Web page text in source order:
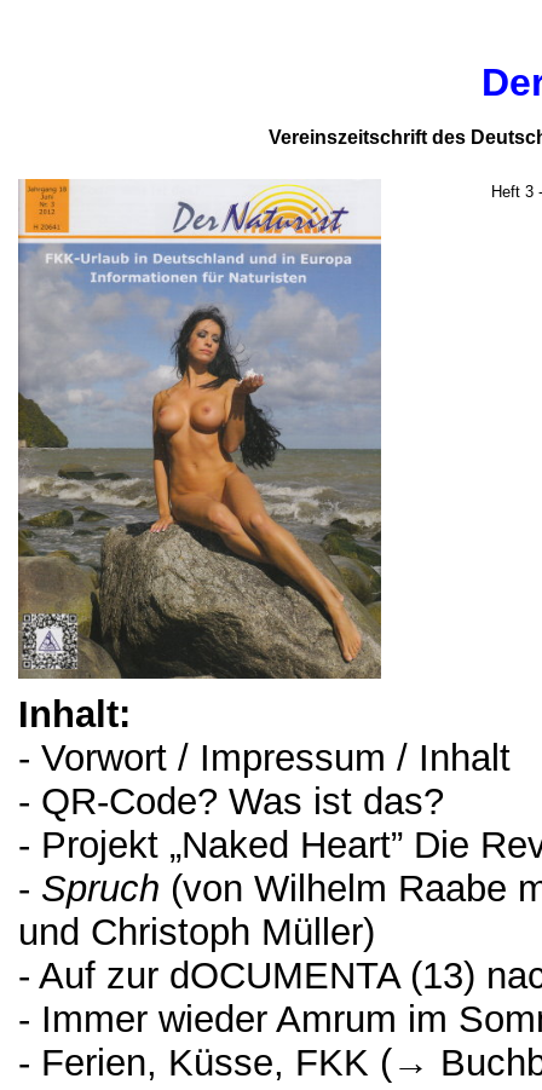
Vereinszeitschrift des
Heft 3
Inhalt:
- Vorwort / Impressum / Inhalt
- QR-Code? Was ist das?
- Projekt „Naked Heart” Die
- Spruch (von Wilhelm Raabe
und Christoph Müller)
- Auf zur dOCUMENTA (13)
- Immer wieder Amrum im
- Ferien, Küsse, FKK (→